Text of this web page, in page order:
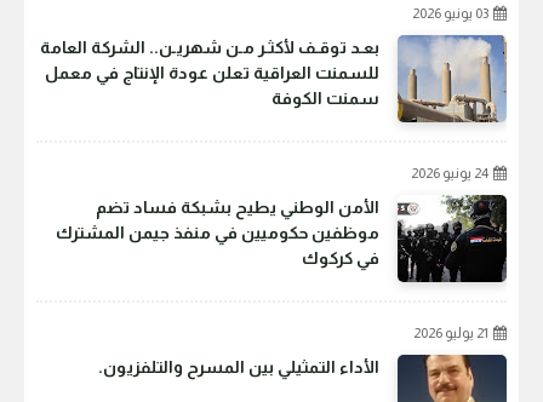
03 يونيو 2026
بعـد توقـف لأكثـر مـن شهريـن.. الشركة العامة
للسمنت العراقية تعلن عودة الإنتاج في معمل
سمنت الكوفة
24 يونيو 2026
الأمن الوطني يطيح بشبكة فساد تضم
موظفين حكوميين في منفذ جيمن المشترك
في كركوك
21 يوليو 2026
الأداء التمثيلي بين المسرح والتلفزيون.